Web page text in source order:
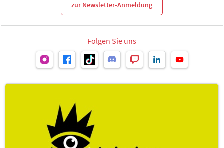
zur Newsletter-Anmeldung
Folgen Sie uns